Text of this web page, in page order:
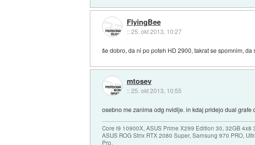
FlyingBee
::25. okt 2013, 10:27
še dobro, da ni po poteh HD 2900, takrat se spomnim,
mtosev
::25. okt 2013, 10:55
osebno me zanima odg nvidije. in kdaj pridejo dual grafe
Core i9 10900X, ASUS Prime X299 Edition 30, 32GB 4x8
ASUS ROG Strix RTX 2080 Super, Samsung 970 PRO,
Pro,